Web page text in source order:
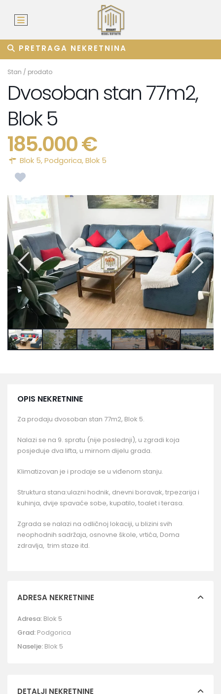
PRETRAGA NEKRETNINA
Stan / prodato
Dvosoban stan 77m2,
Blok 5
185.000 €
Blok 5,Podgorica,Blok 5
OPIS NEKRETNINE
Za prodaju dvosoban stan 77m2, Blok 5.
Nalazi se na 9. spratu (nije poslednji), u zgradi koja
posjeduje dva lifta, u mirnom dijelu grada.
Klimatizovan je i prodaje se u viđenom stanju.
Struktura stana:ulazni hodnik, dnevni boravak, trpezarija i
kuhinja, dvije spavaće sobe, kupatilo, toalet i terasa.
Zgrada se nalazi na odličnoj lokaciji, u blizini svih
neophodnih sadržaja, osnovne škole, vrtića, Doma
zdravlja, trim staze itd.
ADRESA NEKRETNINE
Adresa: Blok 5
Grad: Podgorica
Naselje: Blok 5
DETALJI NEKRETNINE